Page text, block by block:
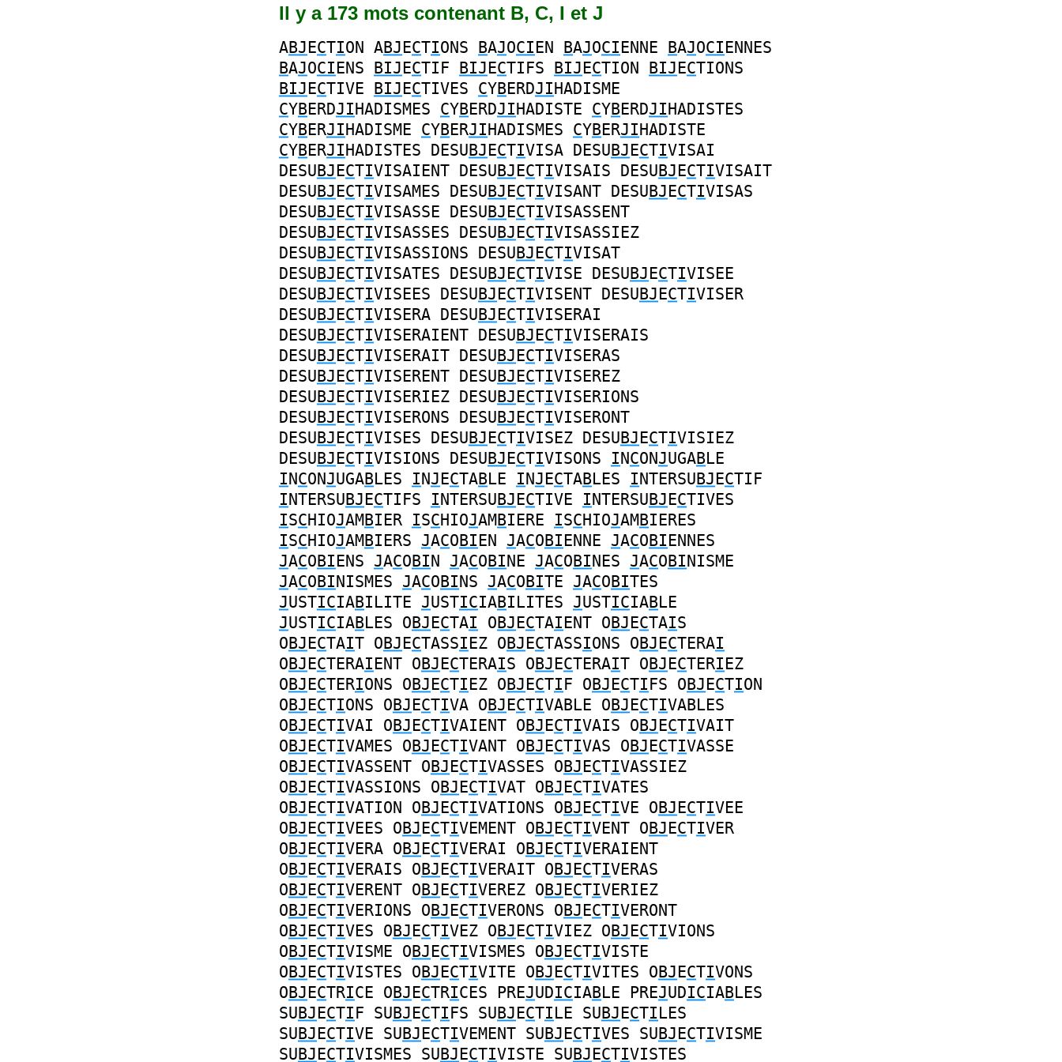
Il y a 173 mots contenant B, C, I et J
ABJECTION ABJECTIONS BAJOCIEN BAJOCIENNE BAJOCIENNES
BAJOCIENS BIJECTIF BIJECTIFS BIJECTION BIJECTIONS
BIJECTIVE BIJECTIVES CYBERDJIHADISME
CYBERDJIHADISMES CYBERDJIHADISTE CYBERDJIHADISTES
CYBERJIHADISME CYBERJIHADISMES CYBERJIHADISTE
CYBERJIHADISTES DESUBJECTIVISA DESUBJECTIVISAI
DESUBJECTIVISAIENT DESUBJECTIVISAIS DESUBJECTIVISAIT
DESUBJECTIVISAMES DESUBJECTIVISANT DESUBJECTIVISAS
DESUBJECTIVISASSE DESUBJECTIVISASSENT
DESUBJECTIVISASSES DESUBJECTIVISASSIEZ
DESUBJECTIVISASSIONS DESUBJECTIVISAT
DESUBJECTIVISATES DESUBJECTIVISE DESUBJECTIVISEE
DESUBJECTIVISEES DESUBJECTIVISENT DESUBJECTIVISER
DESUBJECTIVISERA DESUBJECTIVISERAI
DESUBJECTIVISERAIENT DESUBJECTIVISERAIS
DESUBJECTIVISERAIT DESUBJECTIVISERAS
DESUBJECTIVISERENT DESUBJECTIVISEREZ
DESUBJECTIVISERIEZ DESUBJECTIVISERIONS
DESUBJECTIVISERONS DESUBJECTIVISERONT
DESUBJECTIVISES DESUBJECTIVISEZ DESUBJECTIVISIEZ
DESUBJECTIVISIONS DESUBJECTIVISONS INCONJUGABLE
INCONJUGABLES INJECTABLE INJECTABLES INTERSUBJECTIF
INTERSUBJECTIFS INTERSUBJECTIVE INTERSUBJECTIVES
ISCHIOJAMBIER ISCHIOJAMBIERE ISCHIOJAMBIERES
ISCHIOJAMBIERS JACOBIEN JACOBIENNE JACOBIENNES
JACOBIENS JACOBIN JACOBINE JACOBINES JACOBINISME
JACOBINISMES JACOBINS JACOBITE JACOBITES
JUSTICIABILITE JUSTICIABILITES JUSTICIABLE
JUSTICIABLES OBJECTAI OBJECTAIENT OBJECTAIS
OBJECTAIT OBJECTASSIEZ OBJECTASSIONS OBJECTERAI
OBJECTERAIENT OBJECTERAIS OBJECTERAIT OBJECTERIEZ
OBJECTERIONS OBJECTIEZ OBJECTIF OBJECTIFS OBJECTION
OBJECTIONS OBJECTIVA OBJECTIVABLE OBJECTIVABLES
OBJECTIVAI OBJECTIVAIENT OBJECTIVAIS OBJECTIVAIT
OBJECTIVAMES OBJECTIVANT OBJECTIVAS OBJECTIVASSE
OBJECTIVASSENT OBJECTIVASSES OBJECTIVASSIEZ
OBJECTIVASSIONS OBJECTIVAT OBJECTIVATES
OBJECTIVATION OBJECTIVATIONS OBJECTIVE OBJECTIVEE
OBJECTIVEES OBJECTIVEMENT OBJECTIVENT OBJECTIVER
OBJECTIVERA OBJECTIVERAI OBJECTIVERAIENT
OBJECTIVERAIS OBJECTIVERAIT OBJECTIVERAS
OBJECTIVERENT OBJECTIVEREZ OBJECTIVERIEZ
OBJECTIVERIONS OBJECTIVERONS OBJECTIVERONT
OBJECTIVES OBJECTIVEZ OBJECTIVIEZ OBJECTIVIONS
OBJECTIVISME OBJECTIVISMES OBJECTIVISTE
OBJECTIVISTES OBJECTIVITE OBJECTIVITES OBJECTIVONS
OBJECTRICE OBJECTRICES PREJUDICIABLE PREJUDICIABLES
SUBJECTIF SUBJECTIFS SUBJECTILE SUBJECTILES
SUBJECTIVE SUBJECTIVEMENT SUBJECTIVES SUBJECTIVISME
SUBJECTIVISMES SUBJECTIVISTE SUBJECTIVISTES